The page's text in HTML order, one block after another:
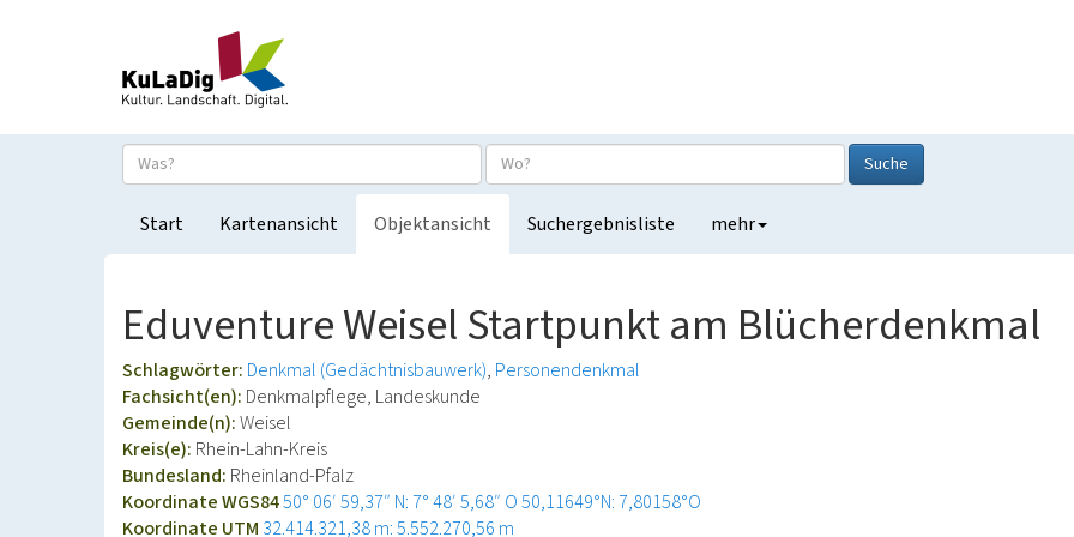
Suche
Start Kartenansicht Objektansicht Suchergebnisliste mehr
Eduventure Weisel Startpunkt am Blücherdenkmal
Schlagwörter: Denkmal (Gedächtnisbauwerk) Personendenkmal
Fachsicht(en): Denkmalpflege, Landeskunde
Gemeinde(n):Weisel
Kreis(e): Rhein-Lahn-Kreis
Bundesland: Rheinland-Pfalz
Koordinate WGS8450° 06′ 59,37″ N: 7° 48′ 5,68″ O50,11649°N: 7,80158°O
Koordinate UTM 32.414.321,38 m: 5.552.270,56 m